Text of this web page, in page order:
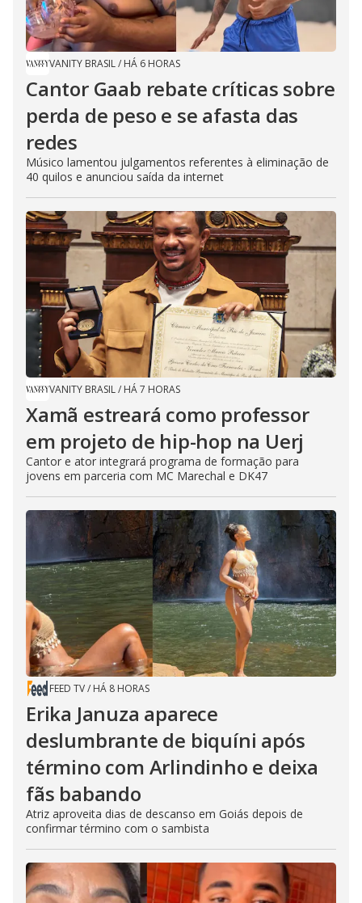
VANITY BRASIL/ HÁ 6 HORAS
Cantor Gaab rebate críticas sobre
perda de peso e se afasta das
redes
Músico lamentou julgamentos referentes à eliminação de
40 quilos e anunciou saída da internet
VANITY BRASIL/ HÁ 7 HORAS
Xamã estreará como professor
em projeto de hip-hop na Uerj
Cantor e ator integrará programa de formação para
jovens em parceria com MC Marechal e DK47
FEED TV/ HÁ 8 HORAS
Erika Januza aparece
deslumbrante de biquíni após
término com Arlindinho e deixa
fãs babando
Atriz aproveita dias de descanso em Goiás depois de
confirmar término com o sambista